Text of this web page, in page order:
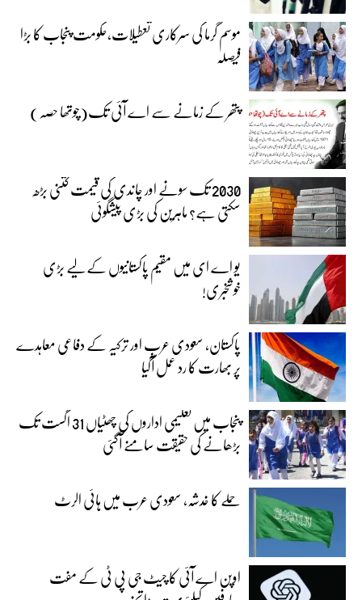
موسم گرما کی سرکاری تعطیلات،حکومت پنجاب کا بڑا
فیصلہ
پتھر کے زمانے سے اے آئی تک(چوتھا حصہ)
2030 تک سونے اور چاندی کی قیمت کتنی بڑھ
سکتی ہے؟ ماہرین کی بڑی پیشگوئی
یو اے ای میں مقیم پاکستانیوں کے لیے بڑی
خوشخبری!
پاکستان، سعودی عرب اور ترکیہ کے دفاعی معاہدے
پر بھارت کا رد عمل آگیا
پنجاب میں تعلیمی اداروں کی چھٹیاں 31 اگست تک
بڑھانے کی حقیقت سامنے آگئی
حملے کا خدشہ، سعودی عرب میں ہائی الرٹ
اوپن اے آئی کا چیٹ جی پی ٹی کے مفت